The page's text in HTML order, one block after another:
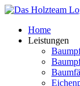
Home
Leistungen